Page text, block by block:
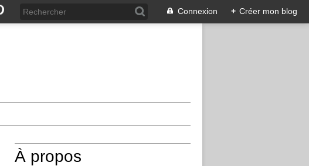
Connexion + Créer mon blog
À propos